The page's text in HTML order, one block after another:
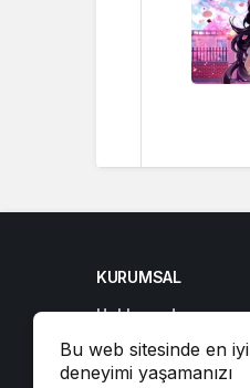
Bu web sitesinde en iyi
deneyimi yaşamanızı
KURUMSAL
Hakkımızda
Gizlilik Politikası
Künye